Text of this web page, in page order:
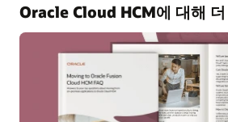
Oracle Cloud HCM에 대해 더